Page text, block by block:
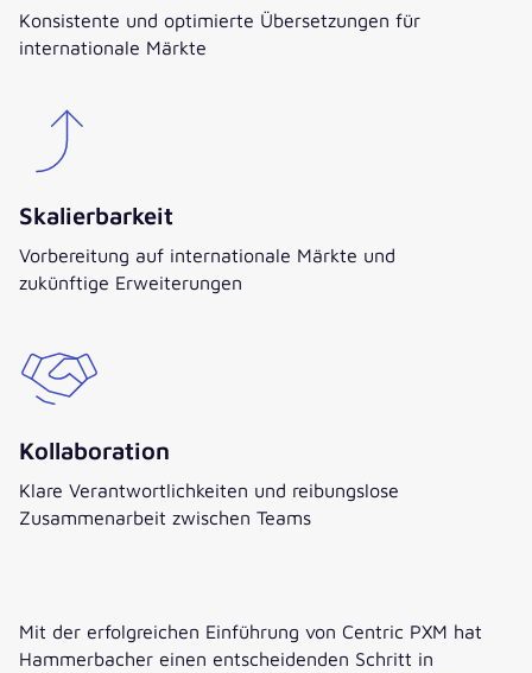
Konsistente und optimierte Übersetzungen für
internationale Märkte
Skalierbarkeit
Vorbereitung auf internationale Märkte und
zukünftige Erweiterungen
Kollaboration
Klare Verantwortlichkeiten und reibungslose
Zusammenarbeit zwischen Teams
Mit der erfolgreichen Einführung von Centric PXM hat
Hammerbacher einen entscheidenden Schritt in